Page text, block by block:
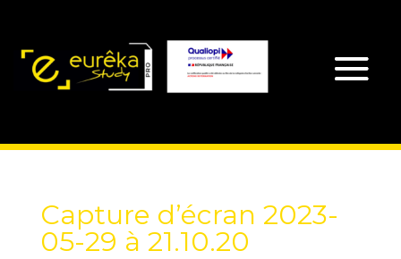
Capture d’écran 2023-
05-29 à 21.10.20